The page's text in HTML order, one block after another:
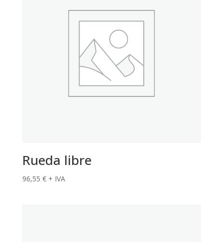
Rueda libre
96,55 € + IVA